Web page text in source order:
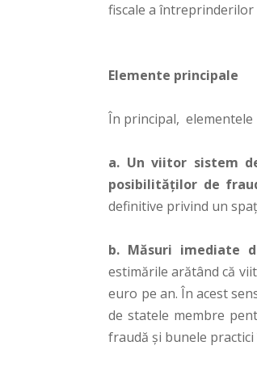
fiscale a întreprinderilor
Elemente principale
În principal, elementele
a. Un viitor sistem
posibilităților de
definitive privind un
b. Măsuri imediate
estimările arătând că
euro pe an. În acest
de statele membre
fraudă și bunele